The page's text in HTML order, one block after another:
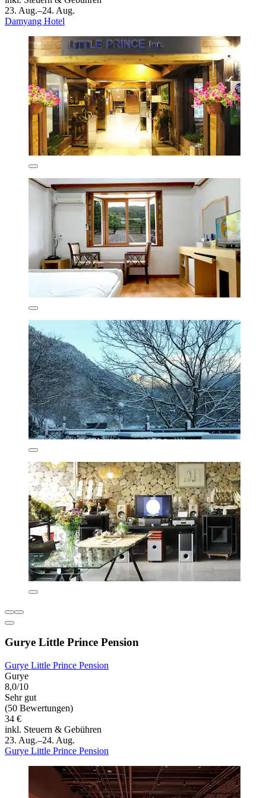
23. Aug.–24. Aug.
Damyang Hotel
Gurye Little Prince Pension
Gurye Little Prince Pension
Gurye
8,0/10
Sehr gut
(50 Bewertungen)
34 €
inkl. Steuern & Gebühren
23. Aug.–24. Aug.
Gurye Little Prince Pension